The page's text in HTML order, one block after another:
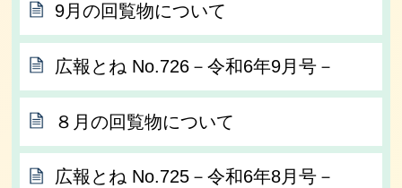
9月の回覧物について
広報とね No.726－令和6年9月号－
８月の回覧物について
広報とね No.725－令和6年8月号－